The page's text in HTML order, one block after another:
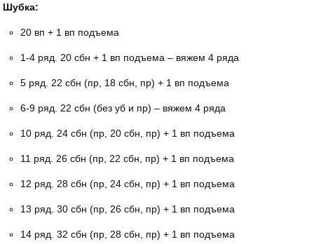
Шубка:
20 вп + 1 вп подъема
1-4 ряд. 20 сбн + 1 вп подъема – вяжем 4 ряда
5 ряд. 22 сбн (пр, 18 сбн, пр) + 1 вп подъема
6-9 ряд. 22 сбн (без уб и пр) – вяжем 4 ряда
10 ряд. 24 сбн (пр, 20 сбн, пр) + 1 вп подъема
11 ряд. 26 сбн (пр, 22 сбн, пр) + 1 вп подъема
12 ряд. 28 сбн (пр, 24 сбн, пр) + 1 вп подъема
13 ряд. 30 сбн (пр, 26 сбн, пр) + 1 вп подъема
14 ряд. 32 сбн (пр, 28 сбн, пр) + 1 вп подъема